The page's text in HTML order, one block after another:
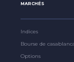
MARCHÉS
Indices
Bourse de
Options